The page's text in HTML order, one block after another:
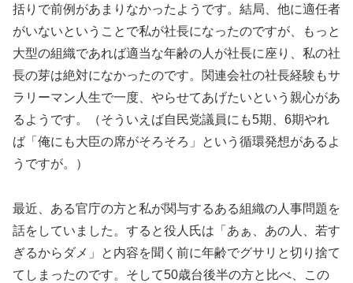
括りで前例があまりなかったようです。結局、他に適任者
がいないということで私が社長になったのですが、もっと
大型の組織であれば適当な年齢の人が社長に座り、私の社
長の芽は絶対になかったのです。関連会社の社長経験もサ
ラリーマン人生で一度、やらせてあげたいという親心があ
るようです。（そういえば自民党議員にも5期、6期やれ
ば「俺にも大臣の席がそろそろ」という循環発想があるよ
うですが。）
最近、ある官庁の方と私が関与するある組織の人事問題を
話をしていました。すると役人氏は「あぁ、あの人、若す
ぎるからダメ」と内容を聞く前に年齢でグサリと切り捨て
てしまったのです。そして50歳台後半の方と比べ、この